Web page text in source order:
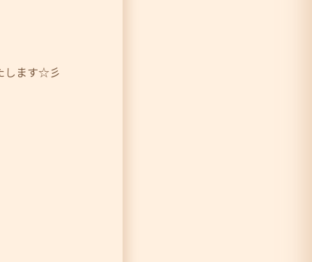
します☆彡